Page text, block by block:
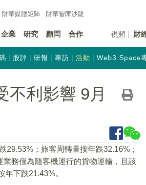
財華媒體矩陣 財華智庫沙龍
企業 研究 顧問 合作 視頻 財
股評 研報 專訪 活動 Web3 Space
不利影響 9月
29.53%；旅客周轉量按年跌32.16%；
務僅為隨客機運行的貨物運輸，且該
下跌21.43%。